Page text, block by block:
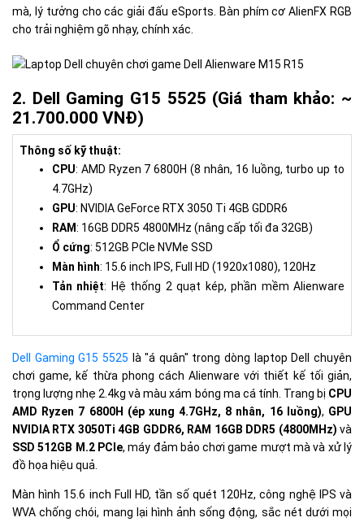
mà, lý tưởng cho các giải đấu eSports. Bàn phím cơ AlienFX RGB
cho trải nghiệm gõ nhạy, chính xác.
2. Dell Gaming G15 5525 (Giá tham khảo: ~
21.700.000 VNĐ)
Thông số kỹ thuật:
CPU: AMD Ryzen 7 6800H (8 nhân, 16 luồng, turbo up to
4.7GHz)
GPU: NVIDIA GeForce RTX 3050 Ti 4GB GDDR6
RAM: 16GB DDR5 4800MHz (nâng cấp tối đa 32GB)
Ổ cứng: 512GB PCIe NVMe SSD
Màn hình: 15.6 inch IPS, Full HD (1920x1080), 120Hz
Tản nhiệt: Hệ thống 2 quạt kép, phần mềm Alienware
Command Center
Dell Gaming G15 5525 là "á quân" trong dòng laptop Dell chuyên
chơi game, kế thừa phong cách Alienware với thiết kế tối giản,
trọng lượng nhẹ 2.4kg và màu xám bóng ma cá tính. Trang bị CPU
AMD Ryzen 7 6800H (ép xung 4.7GHz, 8 nhân, 16 luồng), GPU
NVIDIA RTX 3050Ti 4GB GDDR6, RAM 16GB DDR5 (4800MHz) và
SSD 512GB M.2 PCIe, máy đảm bảo chơi game mượt mà và xử lý
đồ họa hiệu quả.
Màn hình 15.6 inch Full HD, tần số quét 120Hz, công nghệ IPS và
WVA chống chói, mang lại hình ảnh sống động, sắc nét dưới mọi